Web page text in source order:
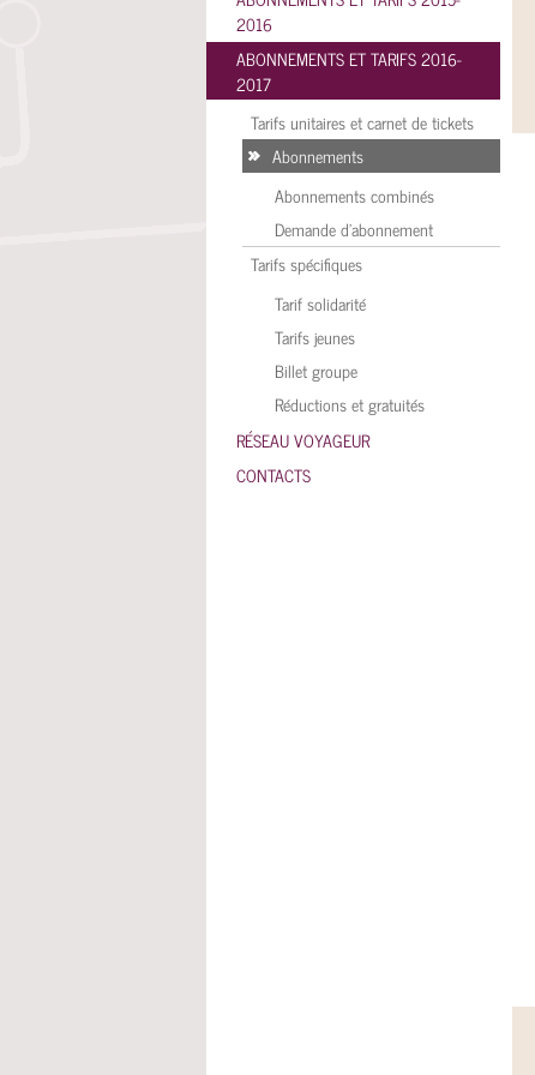
2016
ABONNEMENTS ET TARIFS 2016-
2017
Tarifs unitaires et carnet de tickets
Abonnements
Abonnements combinés
Demande d’abonnement
Tarifs spécifiques
Tarif solidarité
Tarifs jeunes
Billet groupe
Réductions et gratuités
RÉSEAU VOYAGEUR
CONTACTS